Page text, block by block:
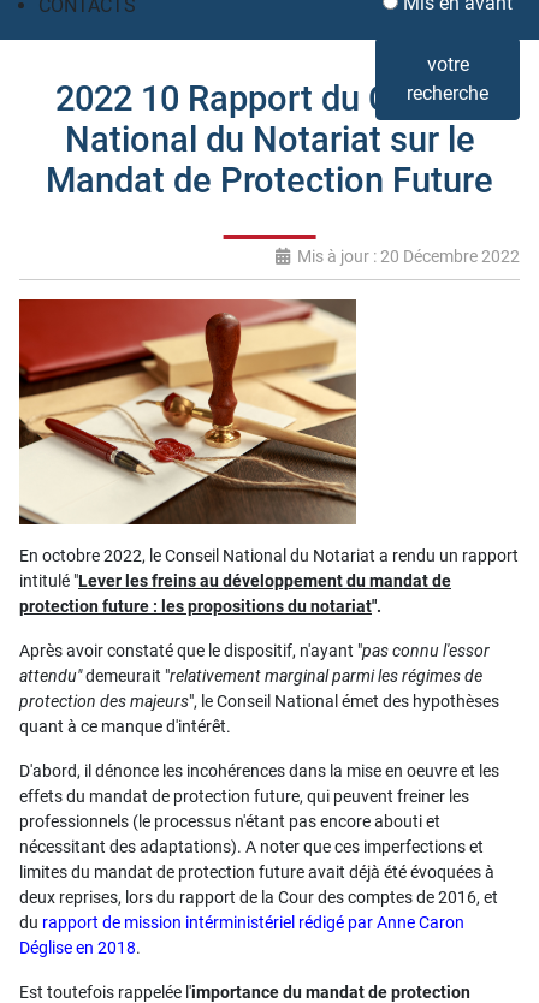
CONTACTS
votre
recherche
2022 10 Rapport du Conseil
National du Notariat sur le
Mandat de Protection Future
Mis à jour : 20 Décembre 2022
En octobre 2022, le Conseil National du Notariat a rendu un rapport
intitulé "Lever les freins au développement du mandat de
protection future : les propositions du notariat".
Après avoir constaté que le dispositif, n'ayant "pas connu l'essor
attendu"demeurait "relativement marginal parmi les régimes de
protection des majeurs", le Conseil National émet des hypothèses
quant à ce manque d'intérêt.
D'abord, il dénonce les incohérences dans la mise en oeuvre et les
effets du mandat de protection future, qui peuvent freiner les
professionnels (le processus n'étant pas encore abouti et
nécessitant des adaptations). A noter que ces imperfections et
limites du mandat de protection future avait déjà été évoquées à
deux reprises, lors du rapport de la Cour des comptes de 2016, et
du rapport de mission intérministériel rédigé par Anne Caron
Déglise en 2018.
Est toutefois rappelée l'importance du mandat de protection